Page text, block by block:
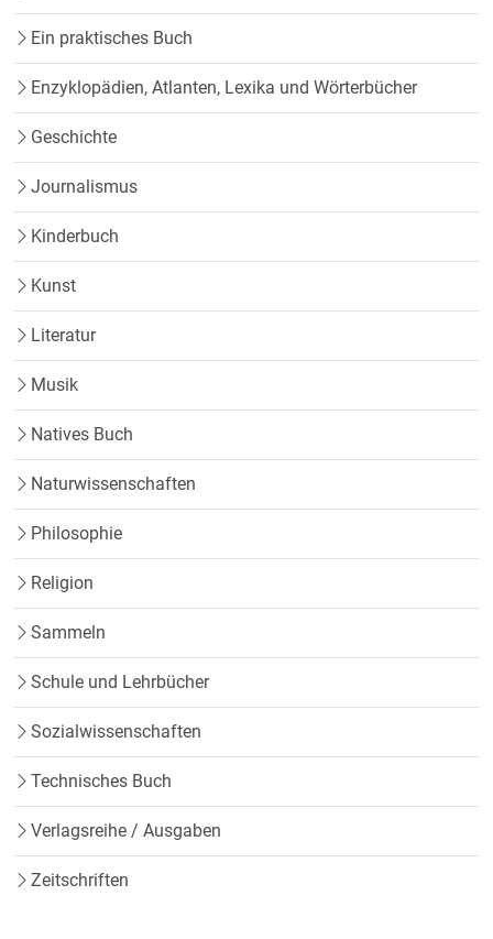
Ein praktisches Buch
Enzyklopädien, Atlanten, Lexika und Wörterbücher
Geschichte
Journalismus
Kinderbuch
Kunst
Literatur
Musik
Natives Buch
Naturwissenschaften
Philosophie
Religion
Sammeln
Schule und Lehrbücher
Sozialwissenschaften
Technisches Buch
Verlagsreihe / Ausgaben
Zeitschriften